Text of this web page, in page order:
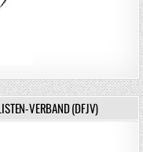
VERBAND (DFJV)